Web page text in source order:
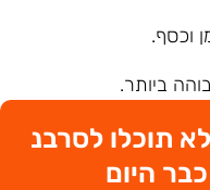
וכסף.
ביותר.
תוכלו לסרבנ
היום